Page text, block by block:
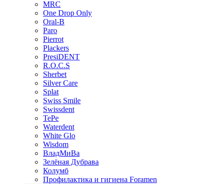
MRC
One Drop Only
Oral-B
Paro
Pierrot
Plackers
PresiDENT
R.O.C.S
Sherbet
Silver Care
Splat
Swiss Smile
Swissdent
TePe
Waterdent
White Glo
Wisdom
ВладМиВа
Зелёная Дубрава
Колумб
Профилактика и гигиена Foramen